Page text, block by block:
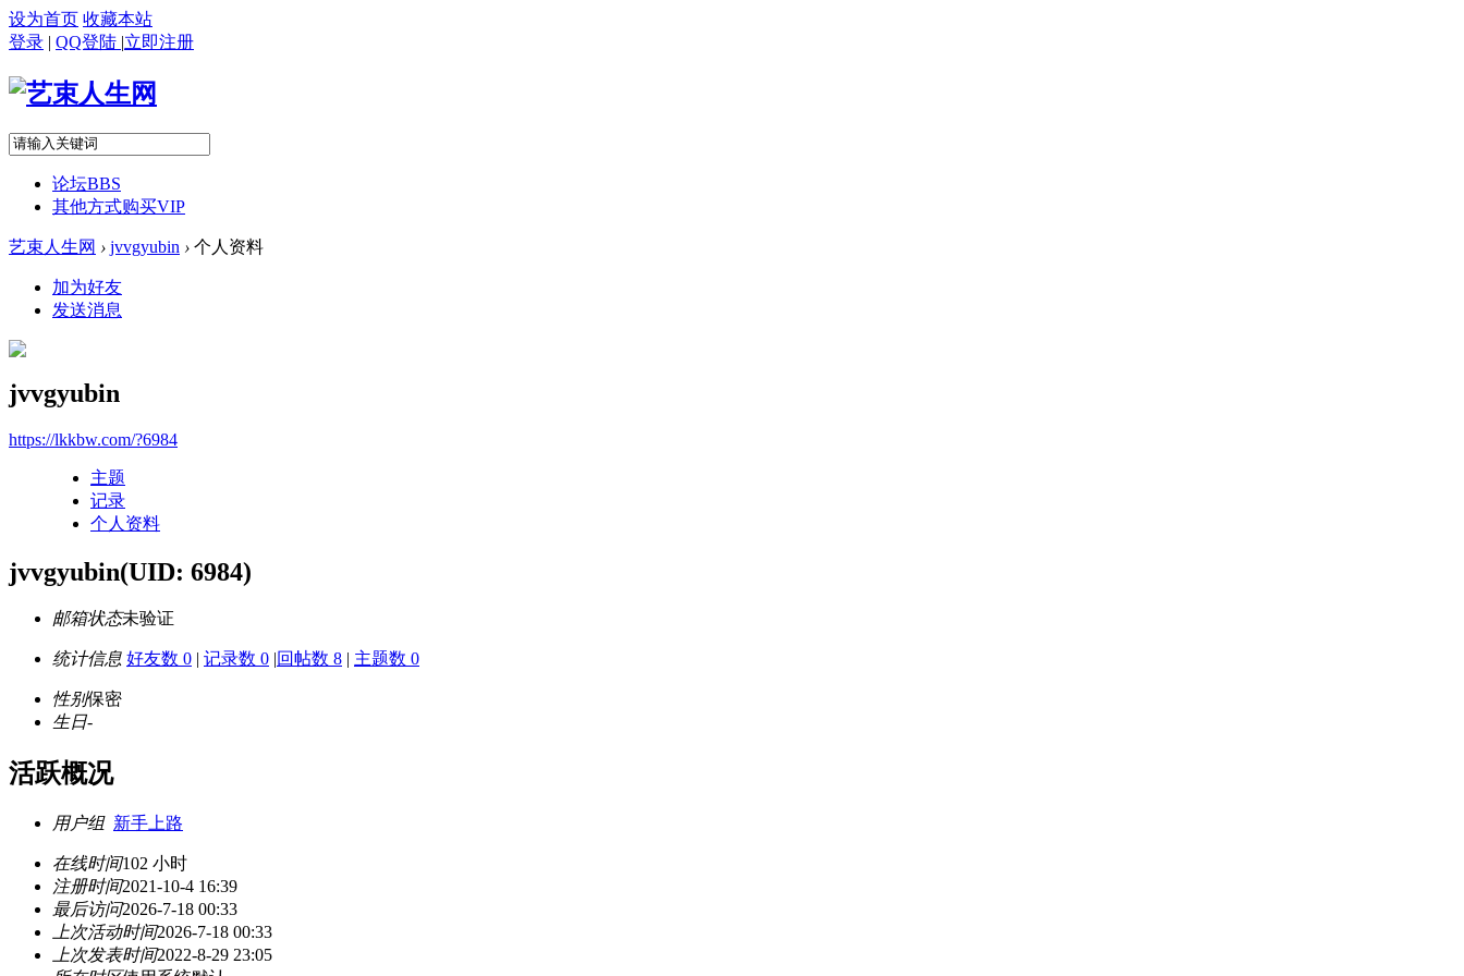
设为首页 收藏本站
登录 | QQ登陆 |立即注册
论坛BBS
其他方式购买VIP
艺束人生网 › jvvgyubin › 个人资料
加为好友
发送消息
jvvgyubin
https://lkkbw.com/?6984
主题
记录
个人资料
jvvgyubin(UID: 6984)
邮箱状态未验证
统计信息 好友数 0 | 记录数 0 |回帖数 8 | 主题数 0
性别保密
生日-
活跃概况
用户组 新手上路
在线时间102 小时
注册时间2021-10-4 16:39
最后访问2026-7-18 00:33
上次活动时间2026-7-18 00:33
上次发表时间2022-8-29 23:05